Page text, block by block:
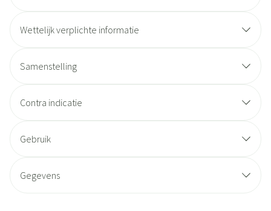
Wettelijk verplichte informatie
Samenstelling
Contra indicatie
Gebruik
Gegevens